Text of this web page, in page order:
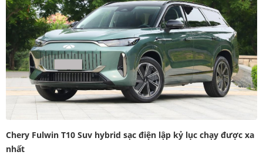
Chery Fulwin T10 Suv hybrid sạc điện lập kỷ lục chạy được xa
nhất